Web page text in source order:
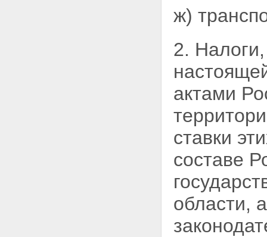
ж)
2.
актами
ставки
составе
области,